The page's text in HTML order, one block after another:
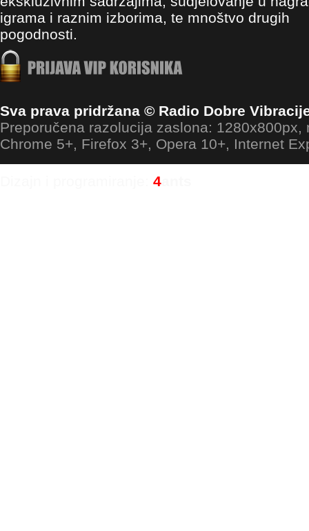
igrama i raznim izborima, te mnoštvo drugih
pogodnosti.
Sva prava pridržana © Radio Dobre
Preporučena razolucija zaslona: 1280x800px,
Chrome 5+, Firefox 3+, Opera 10+, Internet
4